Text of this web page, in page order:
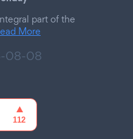
part of the
More
08-08